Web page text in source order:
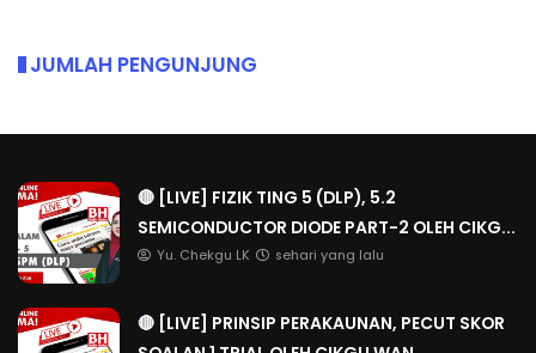
JUMLAH PENGUNJUNG
🔴 [LIVE] FIZIK TING 5 (DLP), 5.2
SEMICONDUCTOR DIODE PART-2 OLEH CIKG...
Yu. Chekgu LK sehari yang lalu
🔴 [LIVE] PRINSIP PERAKAUNAN, PECUT SKOR